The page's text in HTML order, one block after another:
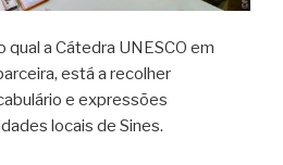
qual a Cátedra UNESCO em
está a recolher
e expressões
locais de Sines.